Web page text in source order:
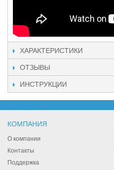
ХАРАКТЕРИСТИКИ
ОТЗЫВЫ
ИНСТРУКЦИИ
КОМПАНИЯ
О компании
Контакты
Поддержка